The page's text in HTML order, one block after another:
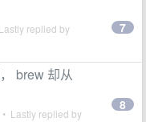
replied by 7
brew 却从
• Lastly replied by
8